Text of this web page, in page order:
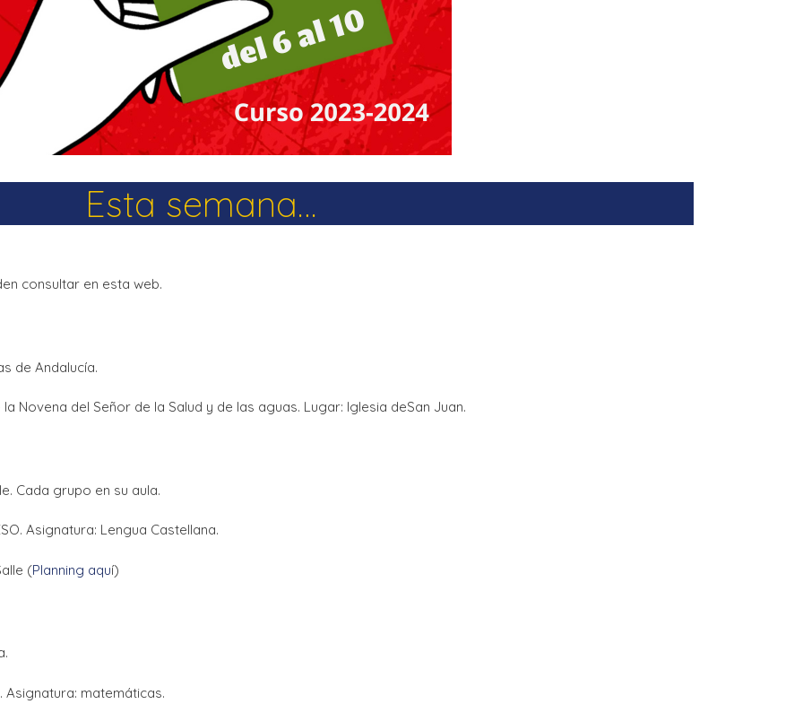
La Salle en el mundo
Vocación lasaliana
Esta semana…
consultar en esta web.
de Andalucía.
Novena del Señor de la Salud y de las aguas. Lugar: Iglesia deSan Juan.
Cada grupo en su aula.
Asignatura: Lengua Castellana.
(Planning aquí)
Asignatura: matemáticas.